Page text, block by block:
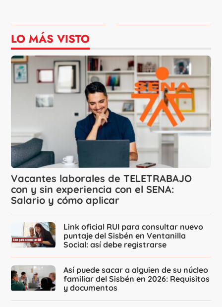
LO MÁS VISTO
Vacantes laborales de TELETRABAJO
con y sin experiencia con el SENA:
Salario y cómo aplicar
Link oficial RUI para consultar nuevo
puntaje del Sisbén en Ventanilla
Social: así debe registrarse
Así puede sacar a alguien de su núcleo
familiar del Sisbén en 2026: Requisitos
y documentos